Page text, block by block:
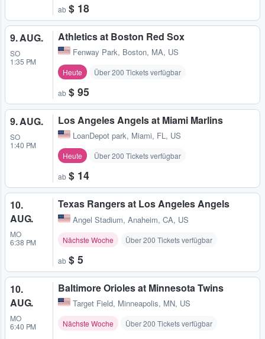
ab $ 18
9. AUG.
SO
1:35 PM
Athletics at Boston Red Sox
Fenway Park, Boston, MA, US
Heute Über 200 Tickets verfügbar
ab $ 95
9. AUG.
SO
1:40 PM
Los Angeles Angels at Miami Marlins
LoanDepot park, Miami, FL, US
Heute Über 200 Tickets verfügbar
ab $ 14
10.
AUG.
MO
6:38 PM
Texas Rangers at Los Angeles Angels
Angel Stadium, Anaheim, CA, US
Nächste Woche Über 200 Tickets verfügbar
ab $ 5
10.
AUG.
MO
6:40 PM
Baltimore Orioles at Minnesota Twins
Target Field, Minneapolis, MN, US
Nächste Woche Über 200 Tickets verfügbar